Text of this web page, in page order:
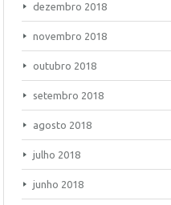
dezembro 2018
novembro 2018
outubro 2018
setembro 2018
agosto 2018
julho 2018
junho 2018